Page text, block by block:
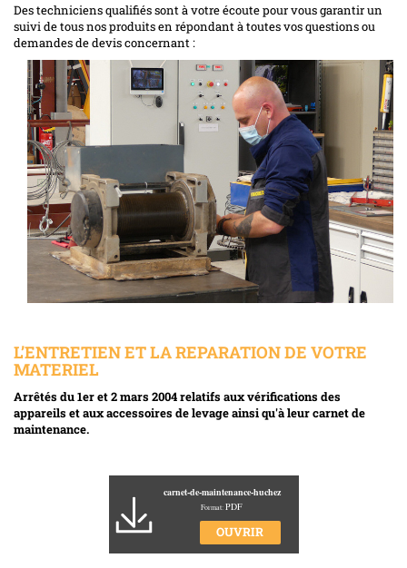
Des techniciens qualifiés sont à votre écoute pour vous garantir un
suivi de tous nos produits en répondant à toutes vos questions ou
demandes de devis concernant :
L’ENTRETIEN ET LA REPARATION DE VOTRE
MATERIEL
Arrêtés du 1er et 2 mars 2004 relatifs aux vérifications des
appareils et aux accessoires de levage ainsi qu'à leur carnet de
maintenance.
carnet-de-maintenance-huchez
Format: PDF
OUVRIR